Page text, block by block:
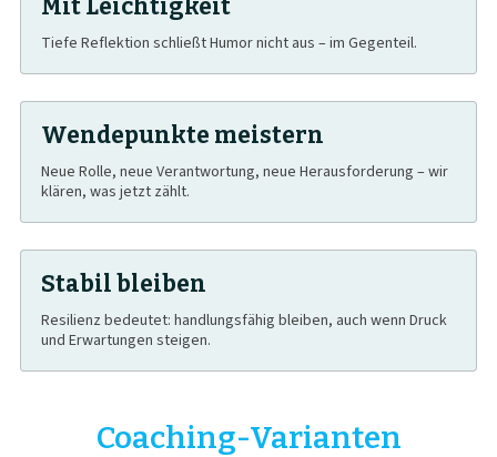
Mit Leichtigkeit
Tiefe Reflektion schließt Humor nicht aus – im Gegenteil.
Wendepunkte meistern
Neue Rolle, neue Verantwortung, neue Herausforderung – wir
klären, was jetzt zählt.
Stabil bleiben
Resilienz bedeutet: handlungsfähig bleiben, auch wenn Druck
und Erwartungen steigen.
Coaching-Varianten